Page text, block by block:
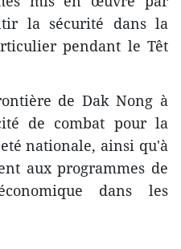
la sécurité dans la
pendant le Têt
de Dak Nong à
de combat pour la
nationale, ainsi qu'à
aux programmes de
dans les